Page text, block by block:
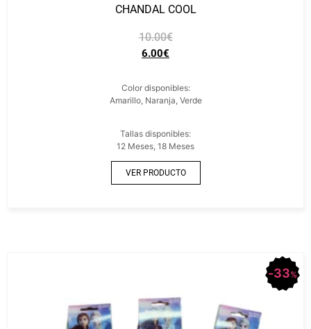
CHANDAL COOL
10.00€
6.00€
Color disponibles:
Amarillo, Naranja, Verde
Tallas disponibles:
12 Meses, 18 Meses
VER PRODUCTO
33%